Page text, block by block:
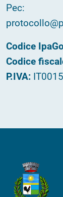
Pec:
Codice
Codice
P.IVA: